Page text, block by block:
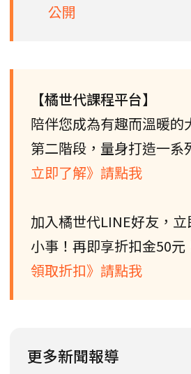
公開
【橘世代課程平台】
陪伴您成為有趣而溫暖的
第二階段，量身打造一系
立即了解》請點我
加入橘世代LINE好友，
小事！再即享折扣金50元
領取折扣》請點我
更多新聞報導